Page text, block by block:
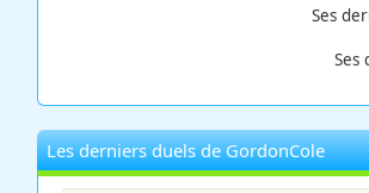
Ses
Ses
Les derniers duels de GordonCole